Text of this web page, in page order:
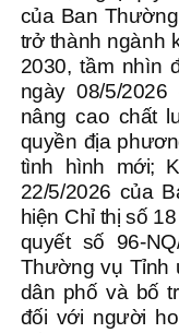
của Ban
trở thành ngành
2030, tầm nhìn
ngày 08/5/
nâng cao chất
quyền địa
tình hình mới;
22/5/2026 của
hiện Chỉ thị số
quyết số 96-
Thường vụ Tỉnh
dân phố và bố
đối với người